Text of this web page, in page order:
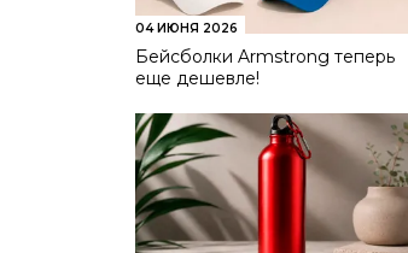
04 ИЮНЯ 2026
Бейсболки Armstrong теперь
еще дешевле!